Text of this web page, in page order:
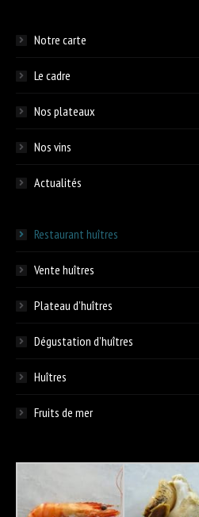
Notre carte
Le cadre
Nos plateaux
Nos vins
Actualités
Restaurant huîtres
Vente huîtres
Plateau d’huîtres
Dégustation d’huîtres
Huîtres
Fruits de mer